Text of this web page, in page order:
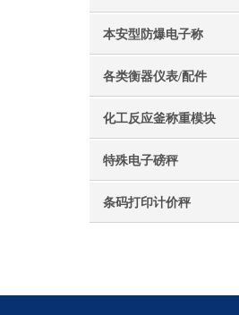
本安型防爆电子称
各类衡器仪表/配件
化工反应釜称重模块
特殊电子磅秤
条码打印计价秤